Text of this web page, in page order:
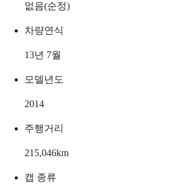
없음(순정)
차량연식
13년 7월
모델년도
2014
주행거리
215,046km
캡 종류